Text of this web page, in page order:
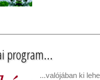
program...
...valójában ki